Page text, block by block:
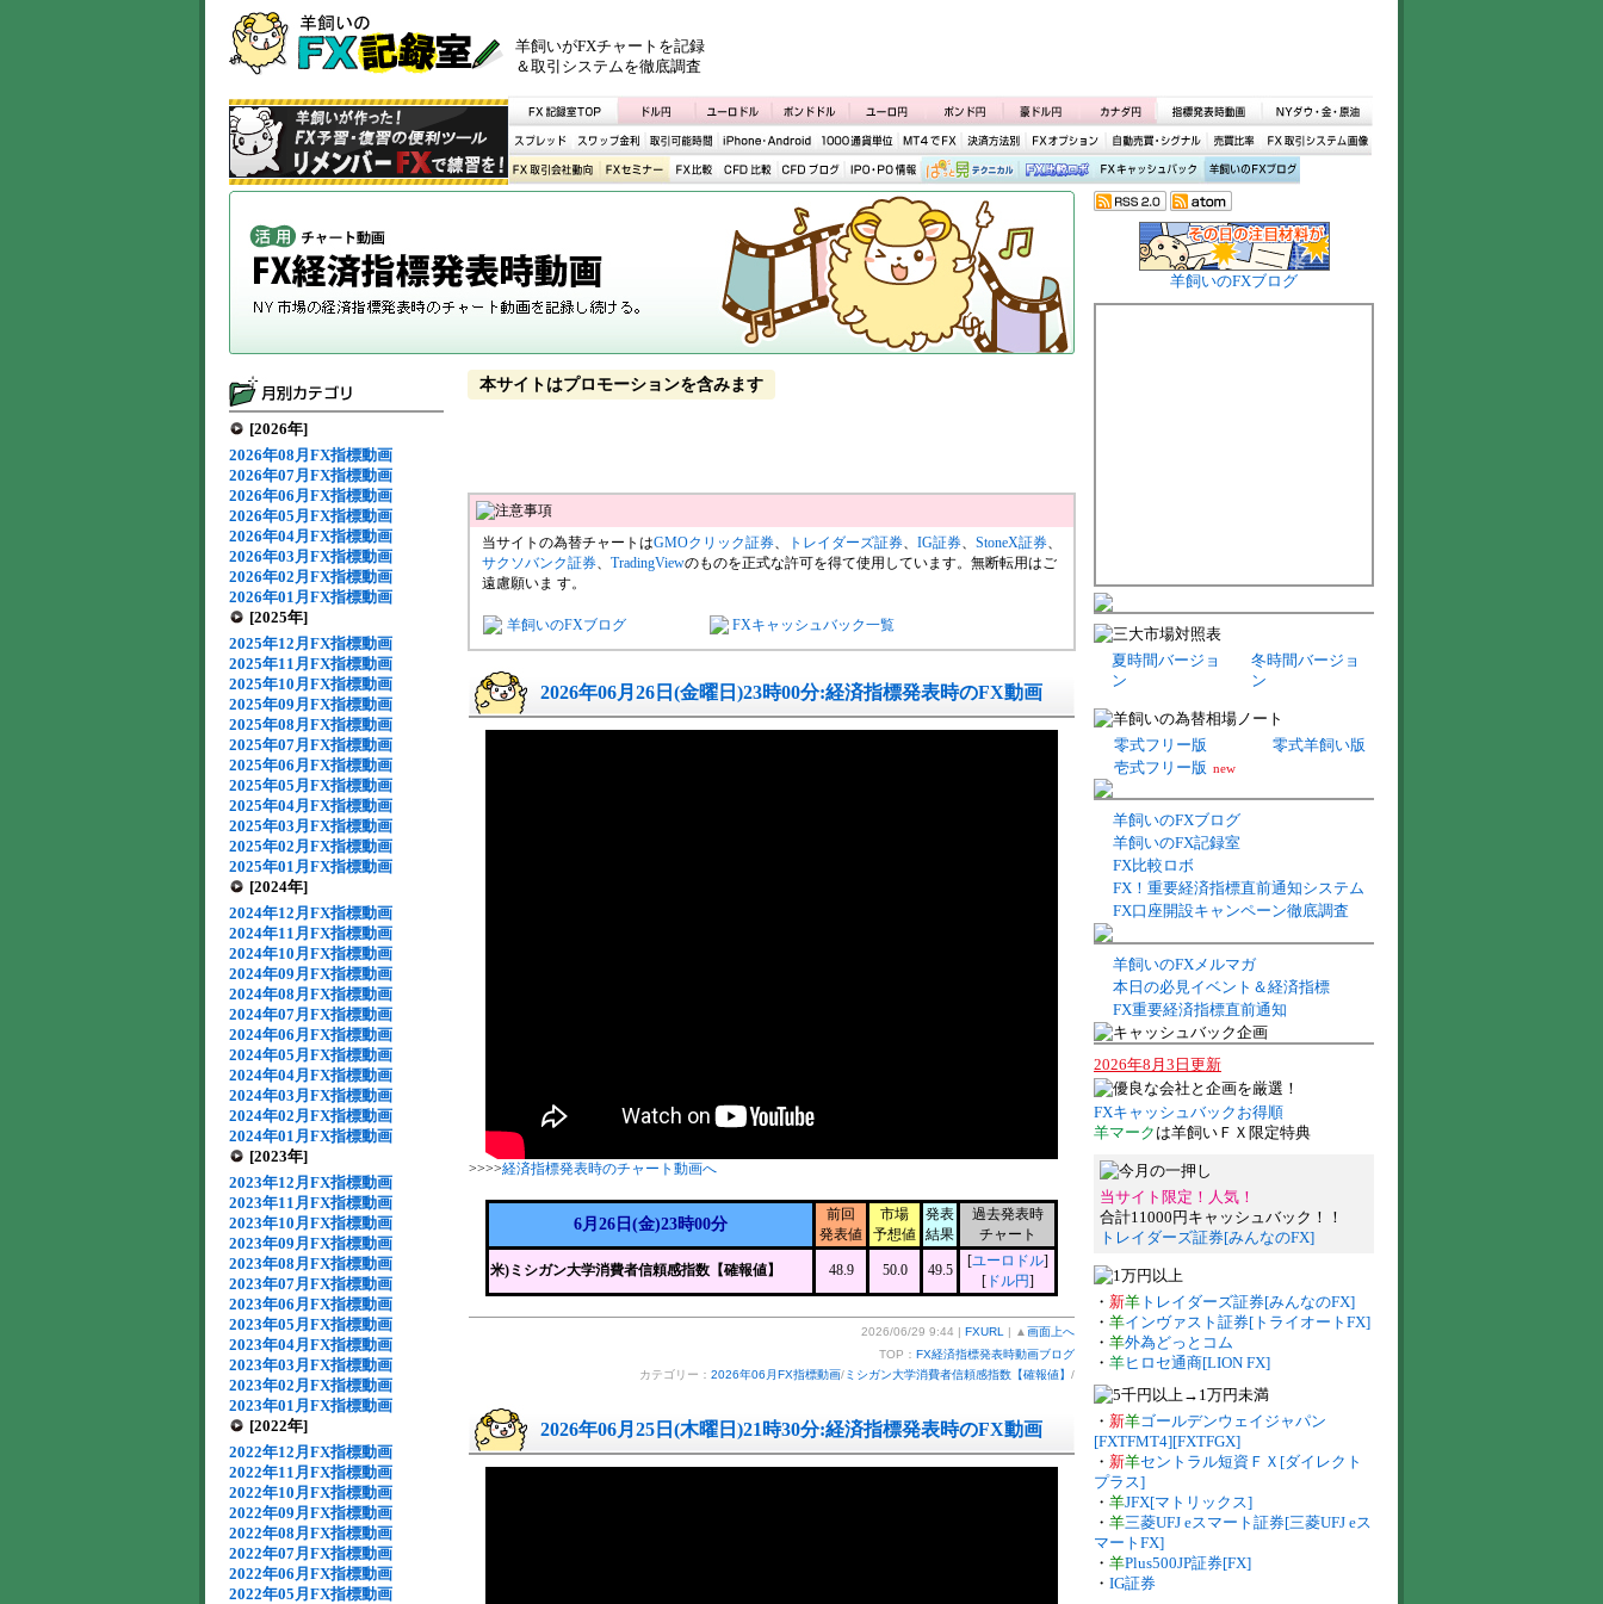
羊飼いがFXチャートを記録
＆取引システムを徹底調査
[2026年]
2026年08月FX指標動画
2026年07月FX指標動画
2026年06月FX指標動画
2026年05月FX指標動画
2026年04月FX指標動画
2026年03月FX指標動画
2026年02月FX指標動画
2026年01月FX指標動画
[2025年]
2025年12月FX指標動画
2025年11月FX指標動画
2025年10月FX指標動画
2025年09月FX指標動画
2025年08月FX指標動画
2025年07月FX指標動画
2025年06月FX指標動画
2025年05月FX指標動画
2025年04月FX指標動画
2025年03月FX指標動画
2025年02月FX指標動画
2025年01月FX指標動画
[2024年]
2024年12月FX指標動画
2024年11月FX指標動画
2024年10月FX指標動画
2024年09月FX指標動画
2024年08月FX指標動画
2024年07月FX指標動画
2024年06月FX指標動画
2024年05月FX指標動画
2024年04月FX指標動画
2024年03月FX指標動画
2024年02月FX指標動画
2024年01月FX指標動画
[2023年]
2023年12月FX指標動画
2023年11月FX指標動画
2023年10月FX指標動画
2023年09月FX指標動画
2023年08月FX指標動画
2023年07月FX指標動画
2023年06月FX指標動画
2023年05月FX指標動画
2023年04月FX指標動画
2023年03月FX指標動画
2023年02月FX指標動画
2023年01月FX指標動画
[2022年]
2022年12月FX指標動画
2022年11月FX指標動画
2022年10月FX指標動画
2022年09月FX指標動画
2022年08月FX指標動画
2022年07月FX指標動画
2022年06月FX指標動画
2022年05月FX指標動画
本サイトはプロモーションを含みます
当サイトの為替チャートはGMOクリック証券、 トレイダーズ証券、 IG証券、 StoneX証券、
サクソバンク証券、 TradingViewのものを正式な許可を得て使用しています。無断転用はご
遠慮願いま す。
羊飼いのFXブログ FXキャッシュバック一覧
2026年06月26日(金曜日)23時00分:経済指標発表時のFX動画
>>>>経済指標発表時のチャート動画へ
6月26日(金)23時00分
前回
発表値
市場
予想値
発表
結果
過去発表時
チャート
米)ミシガン大学消費者信頼感指数【確報値】 48.9 50.0 49.5
[ユーロドル]
[ドル円]
2026/06/29 9:44 | FXURL | ▲ 画面上へ
TOP： FX経済指標発表時動画ブログ
カテゴリー： 2026年06月FX指標動画/ミシガン大学消費者信頼感指数【確報値】 /
2026年06月25日(木曜日)21時30分:経済指標発表時のFX動画
羊飼いのFXブログ
夏時間バージョ
ン
冬時間バージョ
ン
零式フリー版
零式羊飼い版
壱式フリー版 new
羊飼いのFXブログ
羊飼いのFX記録室
FX比較ロボ
FX！重要経済指標直前通知システム
FX口座開設キャンペーン徹底調査
羊飼いのFXメルマガ
本日の必見イベント＆経済指標
FX重要経済指標直前通知
2026年8月3日更新
FXキャッシュバックお得順
羊マーク は羊飼いＦＸ限定特典
当サイト限定！人気！
合計11000円キャッシュバック！！
トレイダーズ証券[みんなのFX]
・ 新羊 トレイダーズ証券[みんなのFX]
・ 羊インヴァスト証券[トライオートFX]
・ 羊外為どっとコム
・ 羊ヒロセ通商[LION FX]
・ 新羊ゴールデンウェイジャパン
[FXTFMT4][FXTFGX]
・ 新羊セントラル短資ＦＸ[ダイレクト
プラス]
・ 羊JFX[マトリックス]
・ 羊三菱UFJ eスマート証券[三菱UFJ eス
マートFX]
・ 羊Plus500JP証券[FX]
・ IG証券